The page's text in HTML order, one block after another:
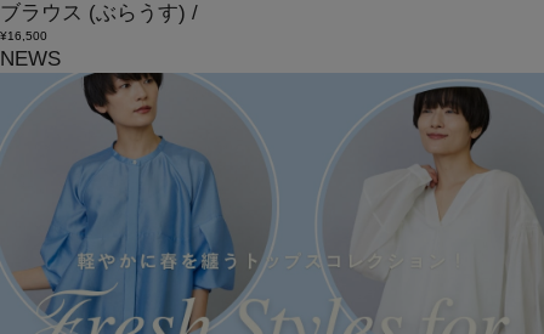
ブラウス (ぶらうす) /
¥16,500
NEWS